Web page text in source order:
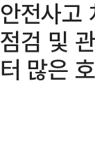
안전사고
점검 및
터 많은